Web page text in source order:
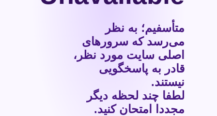
متأسفیم؛ به نظر
می‌رسد که سرورهای
اصلی سایت مورد نظر،
قادر به پاسخگویی
نیستند.
لطفا چند لحظه دیگر
مجددا امتحان کنید.